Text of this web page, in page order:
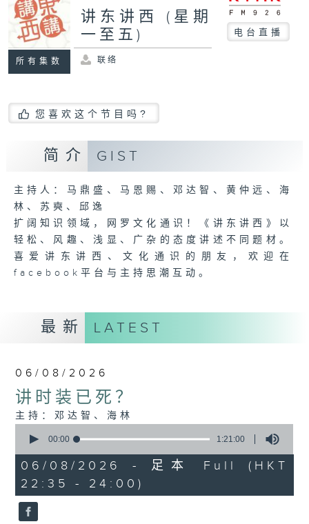
所有集数
讲东讲西 (星期
一至五)
电台直播
联络
您喜欢这个节目吗?
简介 GIST
主持人：马鼎盛、马恩赐、邓达智、黄仲远、海
林、苏奭、邱逸
扩阔知识领域，网罗文化通识！《讲东讲西》以
轻松、风趣、浅显、广杂的态度讲述不同题材。
喜爱讲东讲西、文化通识的朋友，欢迎在
facebook平台与主持思潮互动。
最新 LATEST
06/08/2026
讲时装已死？
主持：邓达智、海林
seconds
1
hour,
21
minutes,
0
seconds
00:00 1:21:00
06/08/2026 - 足本 Full (HKT
22:35 - 24:00)